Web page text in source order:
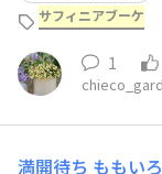
サフィニアブーケ
1
満開待ち ももい